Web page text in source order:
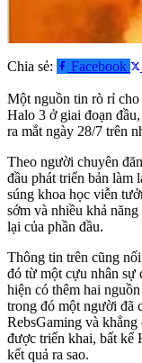
Chia sẻ: Facebook
Một nguồn tin rò rỉ
Halo 3 ở giai đoạn
ra mắt ngày 28/7 trên
Theo người chuyên
đầu phát triển bản làm
súng khoa học viễn
sớm và nhiều khả
lại của phần đầu.
Thông tin trên cũng
đó từ một cựu nhân sự
hiện có thêm hai
trong đó một người đã
RebsGaming và khẳng
được triển khai, bất kể
kết quả ra sao.